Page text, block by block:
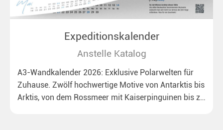
Expeditionskalender
Anstelle Katalog
A3-Wandkalender 2026: Exklusive Polarwelten für
Zuhause. Zwölf hochwertige Motive von Antarktis bis
Arktis, von dem Rossmeer mit Kaiserpinguinen bis zu